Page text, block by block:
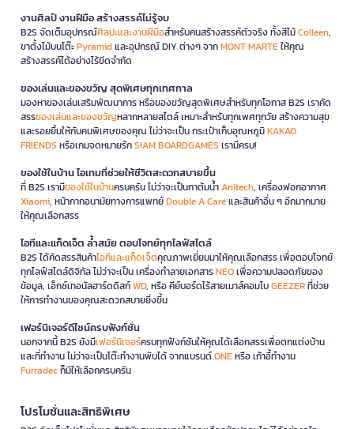
งานศิลป์ งานฝีมือ สร้างสรรค์ไม่รู้จบ
B2S จัดเต็มอุปกรณ์ศิลปะและงานฝีมือสำหรับคนสร้างสรรค์ตัวจริง ทั้งสีไม้Colleen,
ขาตั้งไม้บนโต๊ะPyramidและอุปกรณ์ DIY ต่างๆ จากMONT MARTEให้คุณ
สร้างสรรค์ได้อย่างไร้ขีดจำกัด
ของเล่นและของขวัญ สุดพิเศษทุกเทศกาล
มองหาของเล่นเสริมพัฒนาการ หรือของขวัญสุดพิเศษสำหรับทุกโอกาส B2S เราคัด
สรรของเล่นและของขวัญหลากหลายสไตล์ เหมาะสำหรับทุกเพศทุกวัย สร้างความสุข
และรอยยิ้มให้กับคนพิเศษของคุณ ไม่ว่าจะเป็น กระเป๋าเก็บอุณหภูมิKAKAO
FRIENDS หรือเกมจดหมายรักSIAM BOARDGAMES เรามีครบ!
ของใช้ในบ้าน ไอเทมที่ช่วยให้ชีวิตสะดวกสบายขึ้น
ที่ B2S เรามีของใช้ในบ้านครบครัน ไม่ว่าจะเป็นกาต้มน้ำAnitech, เครื่องฟอกอากาศ
Xiaomi, หน้ากากอนามัยทางการแพทย์Double A Careและสินค้าอื่น ๆ อีกมากมาย
ให้คุณเลือกสรร
ไอทีและแก็ดเจ็ต ล้ำสมัย ตอบโจทย์ทุกไลฟ์สไตล์
B2S ได้คัดสรรสินค้าไอทีและแก็ดเจ็ตคุณภาพเยี่ยมมาให้คุณเลือกสรร เพื่อตอบโจทย์
ทุกไลฟ์สไตล์ดิจิทัล ไม่ว่าจะเป็น เครื่องทำลายเอกสารNEOเพื่อความปลอดภัยของ
ข้อมูล, เอ็กซ์เทอนัลฮาร์ดดิสก์WD, หรือ คีย์บอร์ดไร้สายเมาส์คอมโบGEEZERที่ช่วย
ให้การทำงานของคุณสะดวกสบายยิ่งขึ้น
เฟอร์นิเจอร์ดีไซน์ครบฟังก์ชั่น
นอกจากนี้ B2S ยังมีเฟอร์นิเจอร์ครบทุกฟังก์ชันให้คุณได้เลือกสรรเพื่อตกแต่งบ้าน
และที่ทำงาน ไม่ว่าจะเป็นโต๊ะทำงานพับได้ จากแบรนด์ONEหรือ เก้าอี้ทำงาน
Furradecก็มีให้เลือกครบครัน
โปรโมชั่นและสิทธิพิเศษ